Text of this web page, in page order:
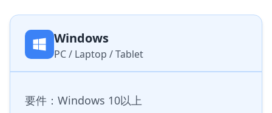
Windows
PC / Laptop / Tablet
要件：Windows 10以上